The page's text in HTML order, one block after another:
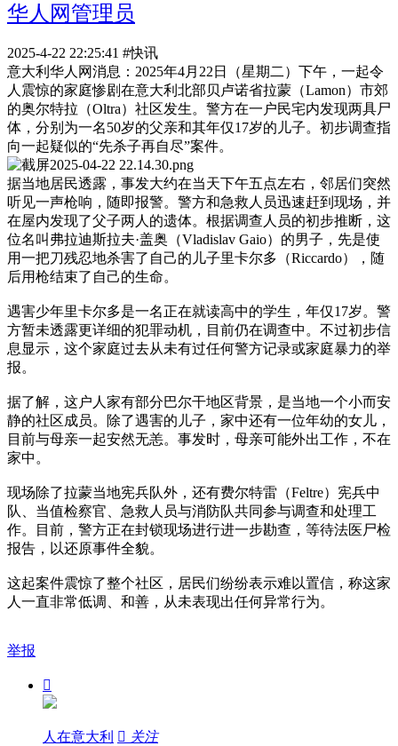
华人网管理员
2025-4-22 22:25:41 #快讯
意大利华人网消息：2025年4月22日（星期二）下午，一起令
人震惊的家庭惨剧在意大利北部贝卢诺省拉蒙（Lamon）市郊
的奥尔特拉（Oltra）社区发生。警方在一户民宅内发现两具尸
体，分别为一名50岁的父亲和其年仅17岁的儿子。初步调查指
向一起疑似的“先杀子再自尽”案件。
据当地居民透露，事发大约在当天下午五点左右，邻居们突然
听见一声枪响，随即报警。警方和急救人员迅速赶到现场，并
在屋内发现了父子两人的遗体。根据调查人员的初步推断，这
位名叫 弗拉迪斯拉夫·盖奥（Vladislav Gaio） 的男子，先是使
用一把刀残忍地杀害了自己的儿子里卡尔多（Riccardo）
，随
后用枪结束了自己的生命。
遇害少年里卡尔多是一名正在就读高中的学生，年仅17岁。警
方暂未透露更详细的犯罪动机，目前仍在调查中。不过初步信
息显示，这个家庭过去从未有过任何警方记录或家庭暴力的举
报。
据了解，这户人家有部分巴尔干地区背景，是当地一个小而安
静的社区成员。除了遇害的儿子，家中还有一位年幼的女儿，
目前与母亲一起安然无恙。事发时，母亲可能外出工作，不在
家中。
现场除了拉蒙当地宪兵队外，还有费尔特雷（Feltre）宪兵中
队、当值检察官、急救人员与消防队共同参与调查和处理工
作。目前，警方正在封锁现场进行进一步勘查，等待法医尸检
报告，以还原事件全貌。
这起案件震惊了整个社区，居民们纷纷表示难以置信，称这家
人一直非常低调、和善，从未表现出任何异常行为。
举报

人在意大利  关注